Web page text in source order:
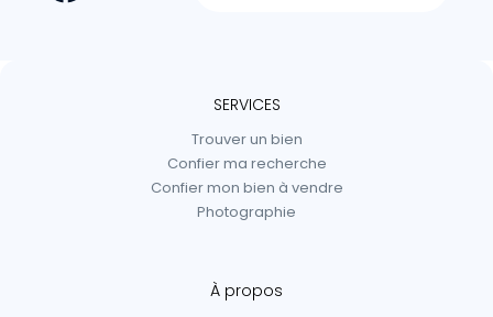
SERVICES
Trouver un bien
Confier ma recherche
Confier mon bien à vendre
Photographie
À propos